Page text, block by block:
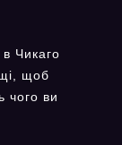
Чикаго
щоб
чого ви